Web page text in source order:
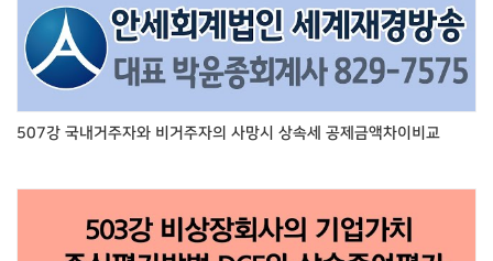
507강 국내거주자와 비거주자의 사망시 상속세 공제금액차이비교